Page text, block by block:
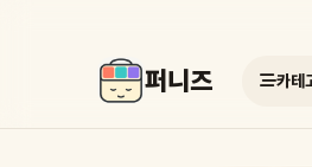
퍼니즈 카테